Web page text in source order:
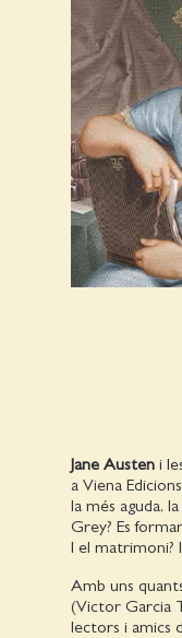
Jane Austeni
a Viena
la més aguda,
Grey? Es
I el matrimoni?
Amb uns
(Victor Garcia
lectors i amics